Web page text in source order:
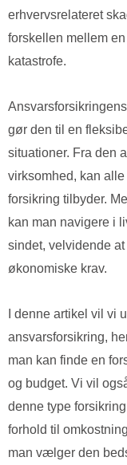
erhvervsrelateret
forskellen mellem
katastrofe.
gør den til en
situationer. Fra den
virksomhed, kan
forsikring tilbyder.
kan man navigere i
sindet, velvidende
økonomiske krav.
I denne artikel vil vi
ansvarsforsikring,
man kan finde en
og budget. Vi vil
denne type
forhold til
man vælger den